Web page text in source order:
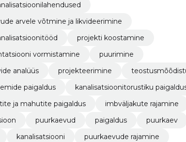
arvele võtmine ja likvideerimine
projekti koostamine
vormistamine
puurimine
analüüs
projekteerimine
paigaldus
kanalisatsioonitorustiku
ja mahutite paigaldus
imbväljakute rajamine
puurkaevud paigaldus
puurkaev
kanalisatsiooni
puurkaevude rajamine